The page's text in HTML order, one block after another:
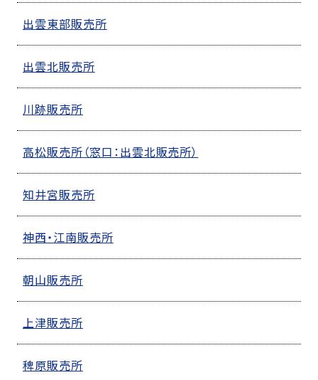
出雲東部販売所
出雲北販売所
川跡販売所
高松販売所（窓口：出雲北販売所）
知井宮販売所
神西・江南販売所
朝山販売所
上津販売所
稗原販売所